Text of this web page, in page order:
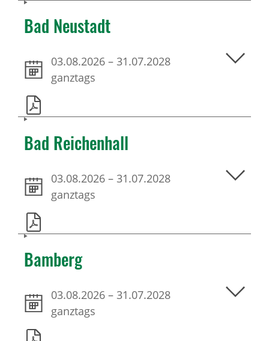
Bad Neustadt
03.08.2026 – 31.07.2028
ganztags
Bad Reichenhall
03.08.2026 – 31.07.2028
ganztags
Bamberg
03.08.2026 – 31.07.2028
ganztags